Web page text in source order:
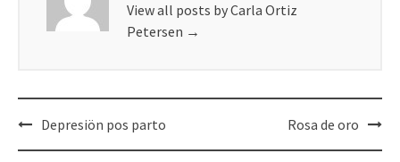
View all posts by Carla Ortiz
Petersen →
Post
navigation
Depresiön pos parto Rosa de oro